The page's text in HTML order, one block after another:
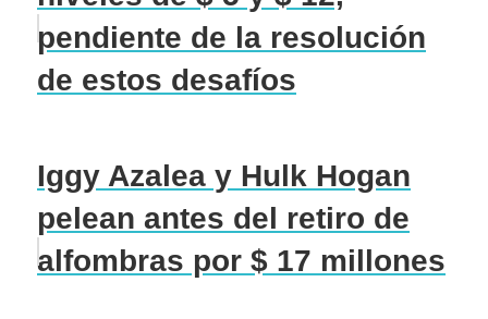
pendiente de la resolución
de estos desafíos
Iggy Azalea y Hulk Hogan
pelean antes del retiro de
alfombras por $ 17 millones